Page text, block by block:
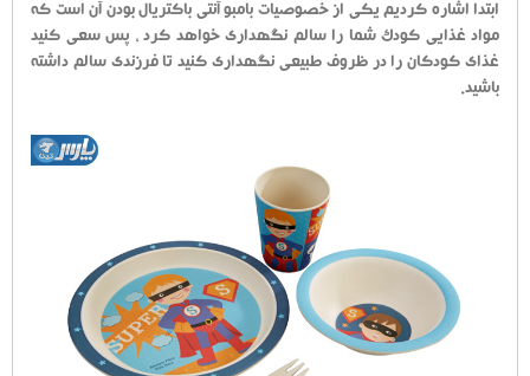
ابتدا اشاره کردیم یکی از خصوصیات بامبو آنتی باکتریال بودن آن است که
مواد غذایی کودک شما را سالم نگهداری خواهد کرد ، پس سعی کنید
غذای کودکان را در ظروف طبیعی نگهداری کنید تا فرزندی سالم داشته
باشید.